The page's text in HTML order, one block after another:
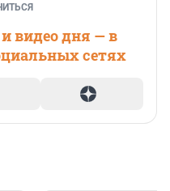
видео дня — в
сетях